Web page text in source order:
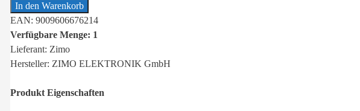
In den Warenkorb
EAN: 9009606676214
Verfügbare Menge: 1
Lieferant: Zimo
Hersteller: ZIMO ELEKTRONIK GmbH
Produkt Eigenschaften